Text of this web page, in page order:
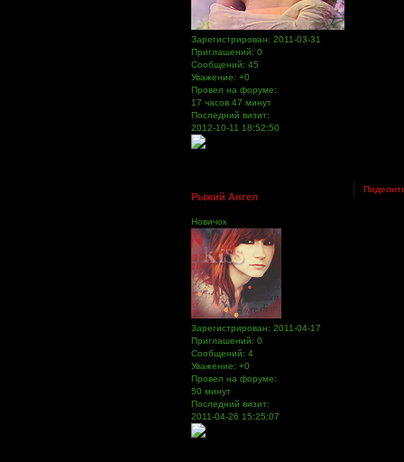
Зарегистрирован: 2011-03-31
Приглашений: 0
Сообщений: 45
Уважение: +0
Провел на форуме:
17 часов 47 минут
Последний визит:
2012-10-11 18:52:50
Рыжий Ангел
Новичок
Зарегистрирован: 2011-04-17
Приглашений: 0
Сообщений: 4
Уважение: +0
Провел на форуме:
50 минут
Последний визит:
2011-04-26 15:25:07